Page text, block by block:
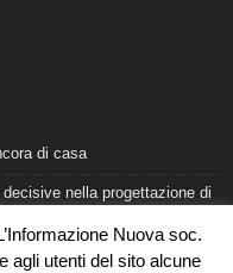
di casa
nella progettazione di
sulla qualità del mare
Nuova soc.
agli utenti del sito alcune